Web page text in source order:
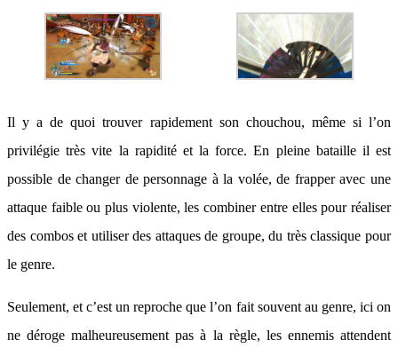
Il y a de quoi trouver rapidement son chouchou, même si l’on
privilégie très vite la rapidité et la force. En pleine bataille il est
possible de changer de personnage à la volée, de frapper avec une
attaque faible ou plus violente, les combiner entre elles pour réaliser
des combos et utiliser des attaques de groupe, du très classique pour
le genre.
Seulement, et c’est un reproche que l’on fait souvent au genre, ici on
ne déroge malheureusement pas à la règle, les ennemis attendent